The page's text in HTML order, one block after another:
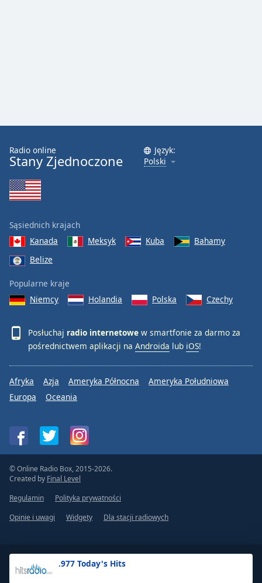
.977 Today's Hits
Radio online
Stany Zjednoczone
Język:
Polski
Sąsiednich krajach
Kanada
Meksyk Kuba
Bahamy
Belize
Popularne kraje
Niemcy
Holandia Polska Czechy
Posłuchaj radio internetowe w smartfonie za darmo za
pośrednictwem aplikacji na Androida lub iOS!
Afryka Azja Ameryka Północna
Ameryka Południowa
Europa
Oceania
© Online Radio Box, 2015-2026.
Created by Final Level
Regulamin
Polityka prywatności
Opinie i uwagi
Widgety Dla stacji radiowych